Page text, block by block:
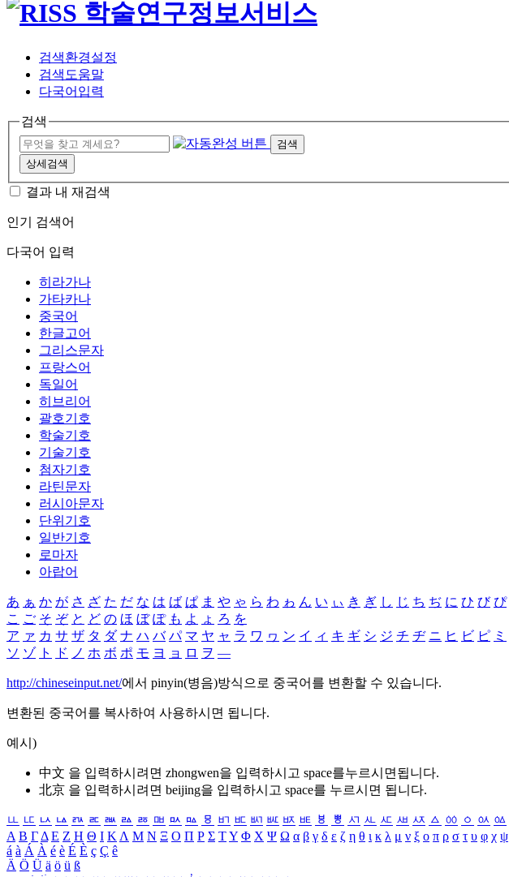
검색환경설정
검색도움말
다국어입력
검색
검색
상세검색
결과 내 재검색
인기 검색어
다국어 입력
히라가나
가타카나
중국어
한글고어
그리스문자
프랑스어
독일어
히브리어
괄호기호
학술기호
기술기호
첨자기호
라틴문자
러시아문자
단위기호
일반기호
로마자
아랍어
あ ぁ か が さ ざ た だ な は ば ぱ ま や ゃ ら わ ゎ ん い ぃ き ぎ し じ ち ぢ に ひ び ぴ
こ ご そ ぞ と ど の ほ ぼ ぽ も よ ょ ろ を
ア ァ カ サ ザ タ ダ ナ ハ バ パ マ ヤ ャ ラ ワ ヮ ン イ ィ キ ギ シ ジ チ ヂ ニ ヒ ビ ピ ミ
ソ ゾ ト ド ノ ホ ボ ポ モ ヨ ョ ロ ヲ ―
http://chineseinput.net/에서 pinyin(병음)방식으로 중국어를 변환할 수 있습니다.
변환된 중국어를 복사하여 사용하시면 됩니다.
예시)
中文 을 입력하시려면 zhongwen을 입력하시고 space를누르시면됩니다.
北京 을 입력하시려면 beijing을 입력하시고 space를 누르시면 됩니다.
ㅥ ㅦ ㅧ ㅨ ㅩ ㅪ ㅫ ㅬ ㅭ ㅮ ㅯ ㅰ ㅱ ㅲ ㅳ ㅴ ㅵ ㅶ ㅷ ㅸ ㅹ ㅺ ㅻ ㅼ ㅽ ㅾ ㅿ ㆀ ㆁ ㆂ ㆃ
Α Β ΓΔ Ε Ζ Η Θ Ι ΚΛ Μ Ν Ξ Ο Π Ρ Σ ΤΥ Φ Χ Ψ Ω α β γ δ ε ζ η θ ι κ λ μ ν ξ ο π ρ σ τ υ φ χ ψ
á à Á À é è É È ç Ç ê
Ä Ö Ü ä ö ü ß